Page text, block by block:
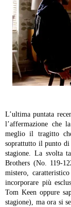
L’ultima puntata
l’affermazione che
meglio il tragitto
soprattutto il punto di
stagione. La svolta
Brothers (No. 119-
mistero,
incorporare più
Tom Keen oppure
stagione), ma ora si